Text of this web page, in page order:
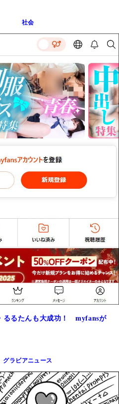
社会
るるたんも大成功！ myfansが
グラビアニュース